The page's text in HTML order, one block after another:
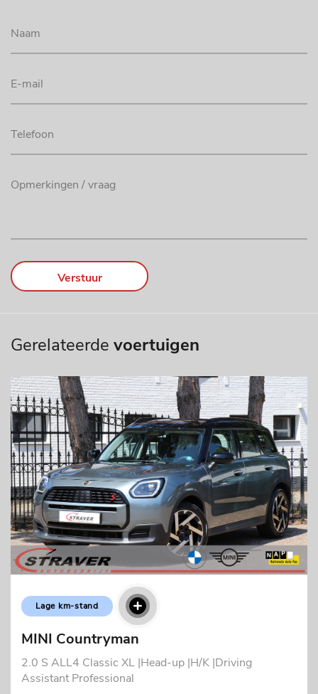
Verstuur
Gerelateerde voertuigen
Lage km-stand
MINI Countryman
2.0 S ALL4 Classic XL |Head-up |H/K |Driving
Assistant Professional